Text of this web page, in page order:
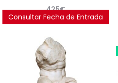
425€
Consultar Fecha de Entrada